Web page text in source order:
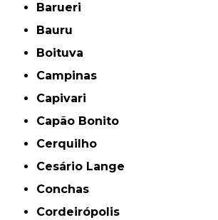
Barueri
Bauru
Boituva
Campinas
Capivari
Capão Bonito
Cerquilho
Cesário Lange
Conchas
Cordeirópolis